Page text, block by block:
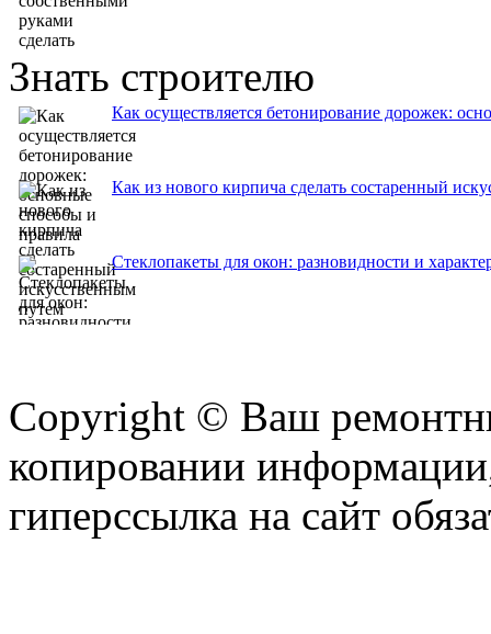
Знать строителю
Как осуществляется бетонирование дорожек:
Как из нового кирпича сделать состаренный
Стеклопакеты для окон: разновидности и
Copyright © Ваш
копировании
гиперссылка на сайт